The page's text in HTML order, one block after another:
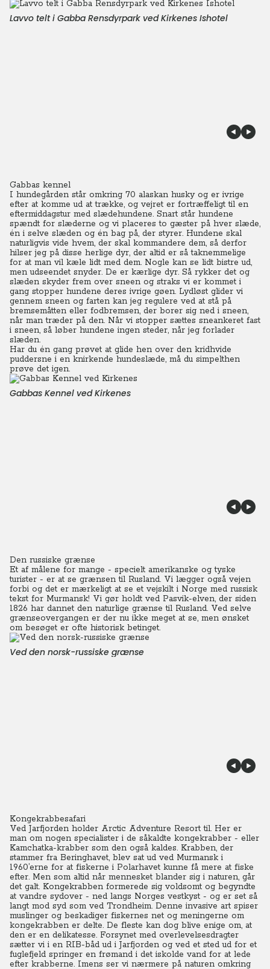
Lavvo telt i Gabba Rensdyrpark ved Kirkenes Ishotel
Gabbas kennel
I hundegården står omkring 70 alaskan husky og er ivrige
efter at komme ud at trække, og vejret er fortræffeligt til en
eftermiddagstur med slædehundene. Snart står hundene
spændt for slæderne og vi placeres to gæster på hver slæde,
én i selve slæden og én bag på, der styrer. Hundene skal
naturligvis vide hvem, der skal kommandere dem, så derfor
hilser jeg på disse herlige dyr, der altid er så taknemmelige
for at man vil kæle lidt med dem. Nogle kan se lidt bistre ud,
men udseendet snyder. De er kærlige dyr. Så rykker det og
slæden skyder frem over sneen og straks vi er kommet i
gang stopper hundene deres ivrige gøen. Lydløst glider vi
gennem sneen og farten kan jeg regulere ved at stå på
bremsemåtten eller fodbremsen, der borer sig ned i sneen,
når man træder på den. Når vi stopper sættes sneankeret fast
i sneen, så løber hundene ingen steder, når jeg forlader
slæden.
Har du én gang prøvet at glide hen over den kridhvide
puddersne i en knirkende hundeslæde, må du simpelthen
prøve det igen.
Gabbas Kennel ved Kirkenes
Den russiske grænse
Et af målene for mange - specielt amerikanske og tyske
turister - er at se grænsen til Rusland. Vi lægger også vejen
forbi og det er mærkeligt at se et vejskilt i Norge med russisk
tekst for Murmansk! Vi gør holdt ved Pasvik-elven, der siden
1826 har dannet den naturlige grænse til Rusland. Ved selve
grænseovergangen er der nu ikke meget at se, men ønsket
om besøget er ofte historisk betinget.
Ved den norsk-russiske grænse
Kongekrabbesafari
Ved Jarfjorden holder Arctic Adventure Resort til. Her er
man om nogen specialister i de såkaldte kongekrabber - eller
Kamchatka-krabber som den også kaldes. Krabben, der
stammer fra Beringhavet, blev sat ud ved Murmansk i
1960’erne for at fiskerne i Polarhavet kunne få mere at fiske
efter. Men som altid når mennesket blander sig i naturen, går
det galt. Kongekrabben formerede sig voldsomt og begyndte
at vandre sydover - ned langs Norges vestkyst - og er set så
langt mod syd som ved Trondheim. Denne invasive art spiser
muslinger og beskadiger fiskernes net og meningerne om
kongekrabben er delte. De fleste kan dog blive enige om, at
den er en delikatesse. Forsynet med overlevelsesdragter
sætter vi i en RIB-båd ud i Jarfjorden og ved et sted ud for et
fuglefjeld springer en frømand i det iskolde vand for at lede
efter krabberne. Imens ser vi nærmere på naturen omkring